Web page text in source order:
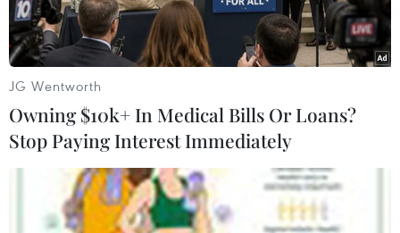
nhập khẩu từ Ukraine đã làm giảm giá ngũ cốc ở trong
nước, nông dân Ba Lan vẫn bác bỏ đề xuất viện trợ của
chính phủ vì cho rằng chưa thỏa đáng.
JG Wentworth
Owning $10k+ In Medical Bills Or Loans?
Stop Paying Interest Immediately